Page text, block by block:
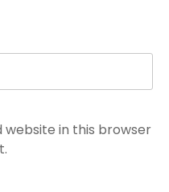
website in this browser